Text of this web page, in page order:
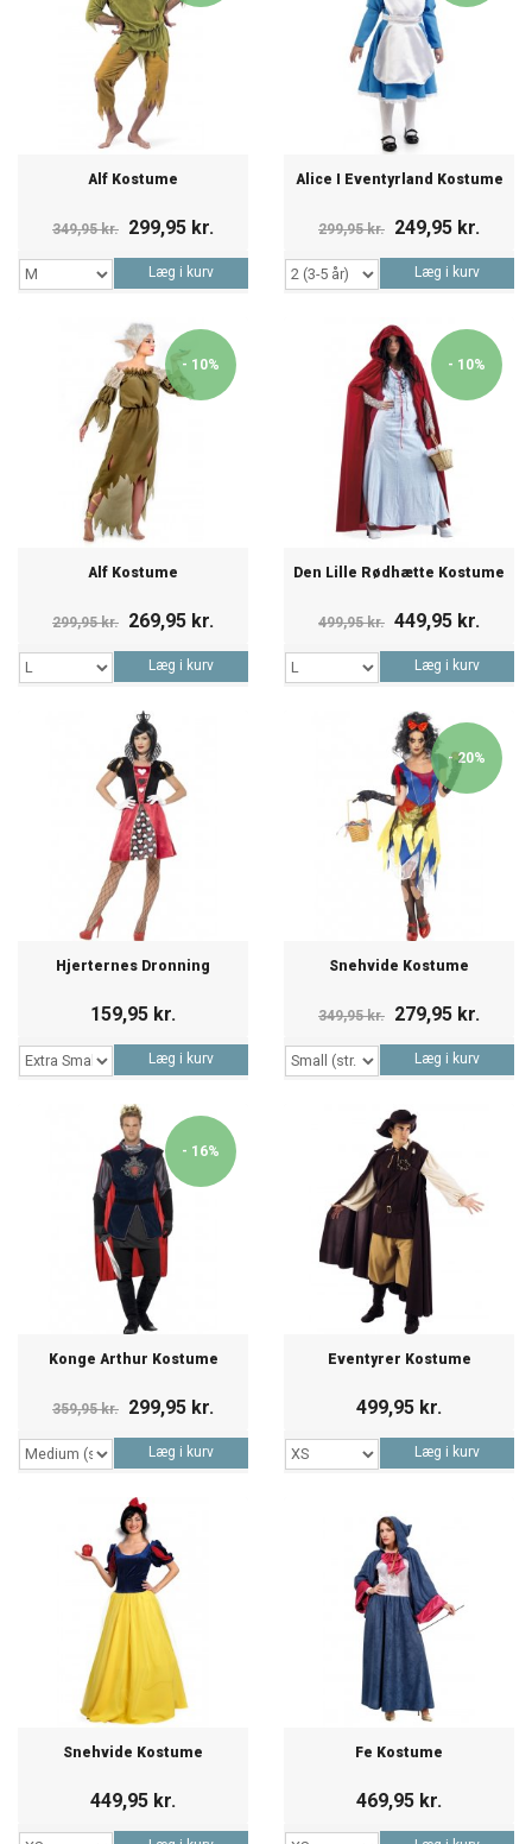
Alf Kostume
349,95 kr. 299,95 kr.
Læg i kurv
Alice I Eventyrland Kostume
299,95 kr. 249,95 kr.
Læg i kurv
- 10%
Alf Kostume
299,95 kr. 269,95 kr.
Læg i kurv
- 10%
Den Lille Rødhætte Kostume
499,95 kr. 449,95 kr.
Læg i kurv
Hjerternes Dronning
159,95 kr.
Læg i kurv
- 20%
Snehvide Kostume
349,95 kr. 279,95 kr.
Læg i kurv
- 16%
Konge Arthur Kostume
359,95 kr. 299,95 kr.
Læg i kurv
Eventyrer Kostume
499,95 kr.
Læg i kurv
Snehvide Kostume
449,95 kr.
Fe Kostume
469,95 kr.